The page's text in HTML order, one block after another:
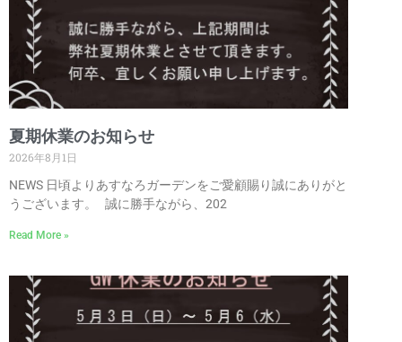
夏期休業のお知らせ
2026年8月1日
NEWS 日頃よりあすなろガーデンをご愛顧賜り誠にありがと
うございます。 誠に勝手ながら、202
Read More »